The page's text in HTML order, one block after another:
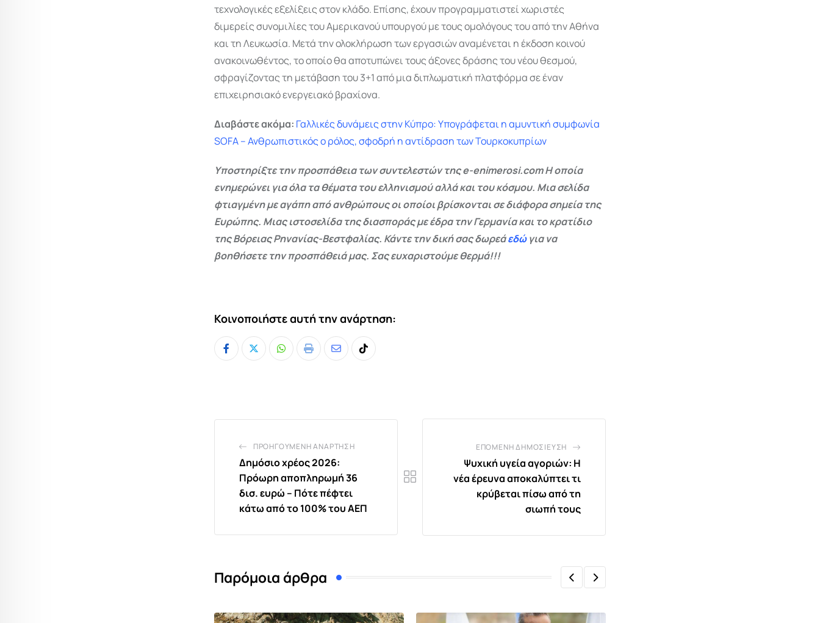
τεχνολογικές εξελίξεις στον κλάδο. Επίσης, έχουν προγραμματιστεί χωριστές
διμερείς συνομιλίες του Αμερικανού υπουργού με τους ομολόγους του από την Αθήνα
και τη Λευκωσία. Μετά την ολοκλήρωση των εργασιών αναμένεται η έκδοση κοινού
ανακοινωθέντος, το οποίο θα αποτυπώνει τους άξονες δράσης του νέου θεσμού,
σφραγίζοντας τη μετάβαση του 3+1 από μια διπλωματική πλατφόρμα σε έναν
επιχειρησιακό ενεργειακό βραχίονα.
Διαβάστε ακόμα: Γαλλικές δυνάμεις στην Κύπρο: Υπογράφεται η αμυντική συμφωνία
SOFA – Ανθρωπιστικός ο ρόλος, σφοδρή η αντίδραση των Τουρκοκυπρίων
Υποστηρίξτε την προσπάθεια των συντελεστών της e-enimerosi.com Η οποία
ενημερώνει για όλα τα θέματα του ελληνισμού αλλά και του κόσμου. Μια σελίδα
φτιαγμένη με αγάπη από ανθρώπους οι οποίοι βρίσκονται σε διάφορα σημεία της
Ευρώπης. Μιας ιστοσελίδα της διασποράς με έδρα την Γερμανία και το κρατίδιο
της Βόρειας Ρηνανίας-Βεστφαλίας. Κάντε την δική σας δωρεάεδώγια να
βοηθήσετε την προσπάθειά μας. Σας ευχαριστούμε θερμά!!!
Κοινοποιήστε αυτή την ανάρτηση:
Whatsapp
Print
ShareTiktok
ΠΡΟΗΓΟΎΜΕΝΗ ΑΝΆΡΤΗΣΗ
Δημόσιο χρέος 2026:
Πρόωρη αποπληρωμή 36
δισ. ευρώ – Πότε πέφτει
κάτω από το 100% του ΑΕΠ
ΕΠΌΜΕΝΗ ΔΗΜΟΣΊΕΥΣΗ
Ψυχική υγεία αγοριών: Η
νέα έρευνα αποκαλύπτει τι
κρύβεται πίσω από τη
σιωπή τους
Παρόμοια άρθρα